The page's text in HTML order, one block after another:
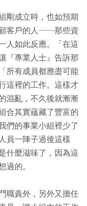
成立時，也如預期
客戶的人──那些資
人如此反應。「在這
『專業人士』告訴那
所有成員都應盡可能
這裡的工作。這樣才
混亂，不久後就漸漸
合其實蘊藏了豐富的
們的事業小組裡少了
員一陣子過後這樣
什麼滋味了，因為這
過的。
職責外，另外又擔任